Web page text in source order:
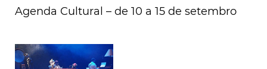
Agenda Cultural – de 10 a 15 de setembro